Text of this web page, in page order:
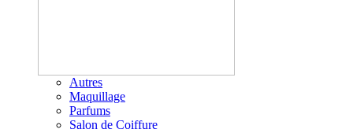
Autres
Maquillage
Parfums
Salon de Coiffure